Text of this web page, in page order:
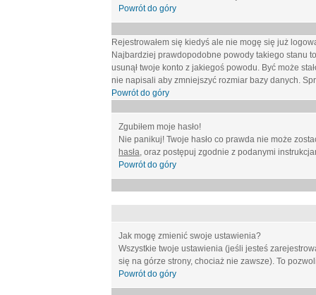
Powrót do góry
Rejestrowałem się kiedyś ale nie mogę się już
Najbardziej prawdopodobne powody takiego stanu
usunął twoje konto z jakiegoś powodu. Być może
nie napisali aby zmniejszyć rozmiar bazy danych.
Powrót do góry
Zgubiłem moje hasło!
Nie panikuj! Twoje hasło co prawda nie może
hasła, oraz postępuj zgodnie z podanymi
Powrót do góry
Jak mogę zmienić swoje ustawienia?
Wszystkie twoje ustawienia (jeśli jesteś
się na górze strony, chociaż nie zawsze). To
Powrót do góry